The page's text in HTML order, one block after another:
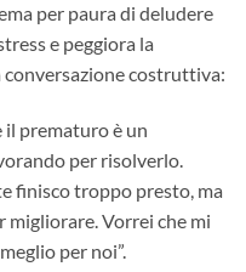
per paura di deludere
e peggiora la
conversazione costruttiva:
il prematuro è un
per risolverlo.
finisco troppo presto, ma
Vorrei che mi
per noi”.